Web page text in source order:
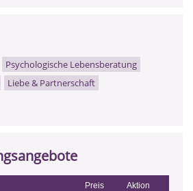
Psychologische Lebensberatung
Liebe & Partnerschaft
Preis
Aktion